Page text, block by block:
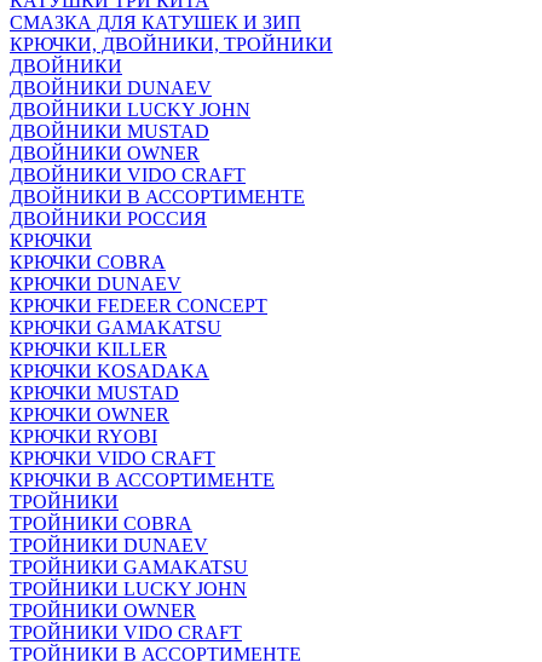
СМАЗКА ДЛЯ КАТУШЕК И ЗИП
КРЮЧКИ, ДВОЙНИКИ, ТРОЙНИКИ
ДВОЙНИКИ
ДВОЙНИКИ DUNAEV
ДВОЙНИКИ LUCKY JOHN
ДВОЙНИКИ MUSTAD
ДВОЙНИКИ OWNER
ДВОЙНИКИ VIDO CRAFT
ДВОЙНИКИ В АССОРТИМЕНТЕ
ДВОЙНИКИ РОССИЯ
КРЮЧКИ
КРЮЧКИ COBRA
КРЮЧКИ DUNAEV
КРЮЧКИ FEDEER CONCEPT
КРЮЧКИ GAMAKATSU
КРЮЧКИ KILLER
КРЮЧКИ KOSADAKA
КРЮЧКИ MUSTAD
КРЮЧКИ OWNER
КРЮЧКИ RYOBI
КРЮЧКИ VIDO CRAFT
КРЮЧКИ В АССОРТИМЕНТЕ
ТРОЙНИКИ
ТРОЙНИКИ COBRA
ТРОЙНИКИ DUNAEV
ТРОЙНИКИ GAMAKATSU
ТРОЙНИКИ LUCKY JOHN
ТРОЙНИКИ OWNER
ТРОЙНИКИ VIDO CRAFT
ТРОЙНИКИ В АССОРТИМЕНТЕ